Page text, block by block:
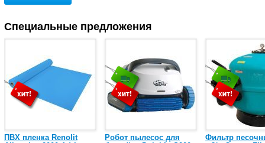
Специальные предложения
ПВХ пленка Renolit
Робот пылесос для
Фильтр